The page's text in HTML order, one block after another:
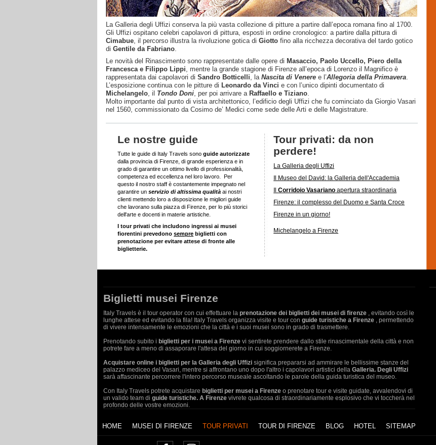
La Galleria degli Uffizi conserva la più vasta collezione di pitture a partire dall’epoca romana fino al 1700.
Gli Uffizi ospitano celebri capolavori di pittura, esposti in ordine cronologico: a partire dalla pittura di
Cimabue, il percorso illustra la rivoluzione gotica di Giotto fino alla ricchezza decorativa del tardo gotico
di Gentile da Fabriano.
Le novità del Rinascimento sono rappresentate dalle opere di Masaccio, Paolo Uccello, Piero della
Francesca e Filippo Lippi, mentre la grande stagione di Firenze all’epoca di Lorenzo il Magnifico è
rappresentata dai capolavori di Sandro Botticelli, la Nascita di Venere e l’Allegoria della Primavera.
L’esposizione continua con le pitture di Leonardo da Vinci e con l’unico dipinti documentato di
Michelangelo, il Tondo Doni, per poi arrivare a Raffaello e Tiziano.
Molto importante dal punto di vista architettonico, l’edificio degli Uffizi che fu cominciato da Giorgio Vasari
nel 1560, commissionato da Cosimo de’ Medici come sede delle Arti e delle Magistrature.
Le nostre guide
Tutte le guide di Italy Travels sonoguide autorizzate
dalla provincia di Firenze, di grande esperienza e in
grado di garantire un ottimo livello di professionalità,
competenza ed eccellenza nel loro lavoro. Per
questo il nostro staff è costantemente impegnato nel
garantire unservizio di altissima qualità ai nostri
clienti mettendo loro a disposizione le migliori guide
che lavorano sulla piazza di Firenze, per lo più storici
dell'arte e docenti in materie artistiche.
I tour privati che includono ingressi ai musei
fiorentini prevedonosempre biglietti con
prenotazione per evitare attese di fronte alle
biglietterie.
Tour privati: da non
perdere!
La Galleria degli Uffizi
Il Museo del David: la Galleria dell'Accademia
IlCorridoio Vasariano apertura straordinaria
Firenze: il complesso del Duomo e Santa Croce
Firenze in un giorno!
Michelangelo a Firenze
Biglietti musei Firenze
Italy Travels è il tour operator con cui effettuare la prenotazione dei biglietti dei musei di firenze , evitando così le
lunghe attese ed evitando la fila! Italy Travels organizza visite e tour con guide turistiche a Firenze , permettendo
di vivere intensamente le emozioni che la città e i suoi musei sono in grado di trasmettere.
Prenotando subito i biglietti per i musei a Firenze vi sentirete prendere dallo stile rinascimentale della città e non
potrete fare a meno di assaporare l'attesa del giorno in cui soggiornerete a Firenze.
Acquistare online i biglietti per la Galleria degli Uffizi significa prepararsi ad ammirare le bellissime stanze del
palazzo mediceo del Vasari, mentre si affrontano uno dopo l'altro i capolavori artistici della Galleria. Degli Uffizi
sarà affascinante percorrere l'intero percorso museale ascoltando le parole della guida turistica del museo.
Con Italy Travels potrete acquistare biglietti per musei a Firenze o prenotare tour e visite guidate, avvalendovi di
un valido team di guide turistiche. A Firenze vivrete qualcosa di straordinariamente esplosivo che vi toccherà nel
profondo delle vostre emozioni.
HOME MUSEI DI FIRENZE TOUR PRIVATI TOUR DI FIRENZE BLOG HOTEL SITEMAP